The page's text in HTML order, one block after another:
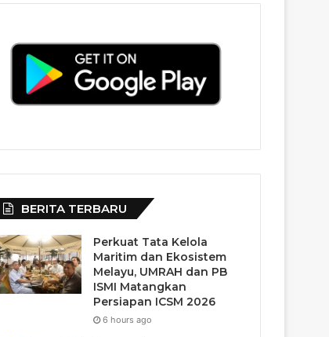
BERITA TERBARU
Perkuat Tata Kelola
Maritim dan Ekosistem
Melayu, UMRAH dan PB
ISMI Matangkan
Persiapan ICSM 2026
6 hours ago